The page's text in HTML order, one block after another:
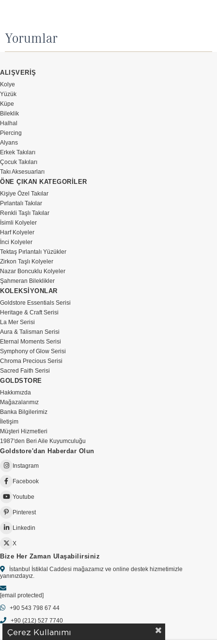
Yorumlar
ALIŞVERİŞ
Kolye
Yüzük
Küpe
Bileklik
Halhal
Piercing
Alyans
Erkek Takıları
Çocuk Takıları
Takı Aksesuarları
ÖNE ÇIKAN KATEGORİLER
Kişiye Özel Takılar
Pırlantalı Takılar
Renkli Taşlı Takılar
İsimli Kolyeler
Harf Kolyeler
İnci Kolyeler
Tektaş Pırlantalı Yüzükler
Zirkon Taşlı Kolyeler
Nazar Boncuklu Kolyeler
Şahmeran Bileklikler
KOLEKSİYONLAR
Goldstore Essentials Serisi
Heritage & Craft Serisi
La Mer Serisi
Aura & Talisman Serisi
Eternal Moments Serisi
Symphony of Glow Serisi
Chroma Precious Serisi
Sacred Faith Serisi
GOLDSTORE
Hakkımızda
Mağazalarımız
Banka Bilgilerimiz
İletişim
Müşteri Hizmetleri
1987'den Beri Aile Kuyumculuğu
Goldstore'dan Haberdar Olun
Instagram
Facebook
Youtube
Pinterest
Linkedin
X
Bize Her Zaman Ulaşabilirsiniz
İstanbul İstiklal Caddesi mağazamız ve online destek hizmetimizle
yanınızdayız.
[email protected]
+90 543 798 67 44
+90 (212) 527 7740
Çerez Kullanımı